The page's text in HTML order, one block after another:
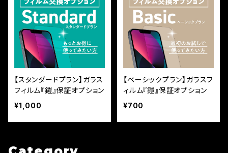
【スタンダードプラン】ガラス
フィルム『鎧』保証オプション
¥1,000
【ベーシックプラン】ガラスフ
ィルム『鎧』保証オプション
¥700